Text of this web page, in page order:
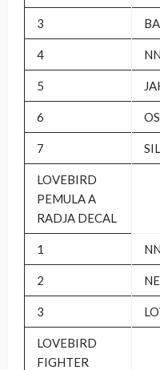
3
4 NN
5
6
7
LOVEBIRD
PEMULA A
RADJA DECAL
1 NN
2
3
LOVEBIRD
FIGHTER